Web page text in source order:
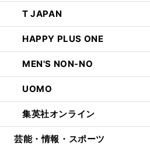
T JAPAN
HAPPY PLUS ONE
MEN'S NON-NO
UOMO
集英社オンライン
芸能・情報・スポーツ